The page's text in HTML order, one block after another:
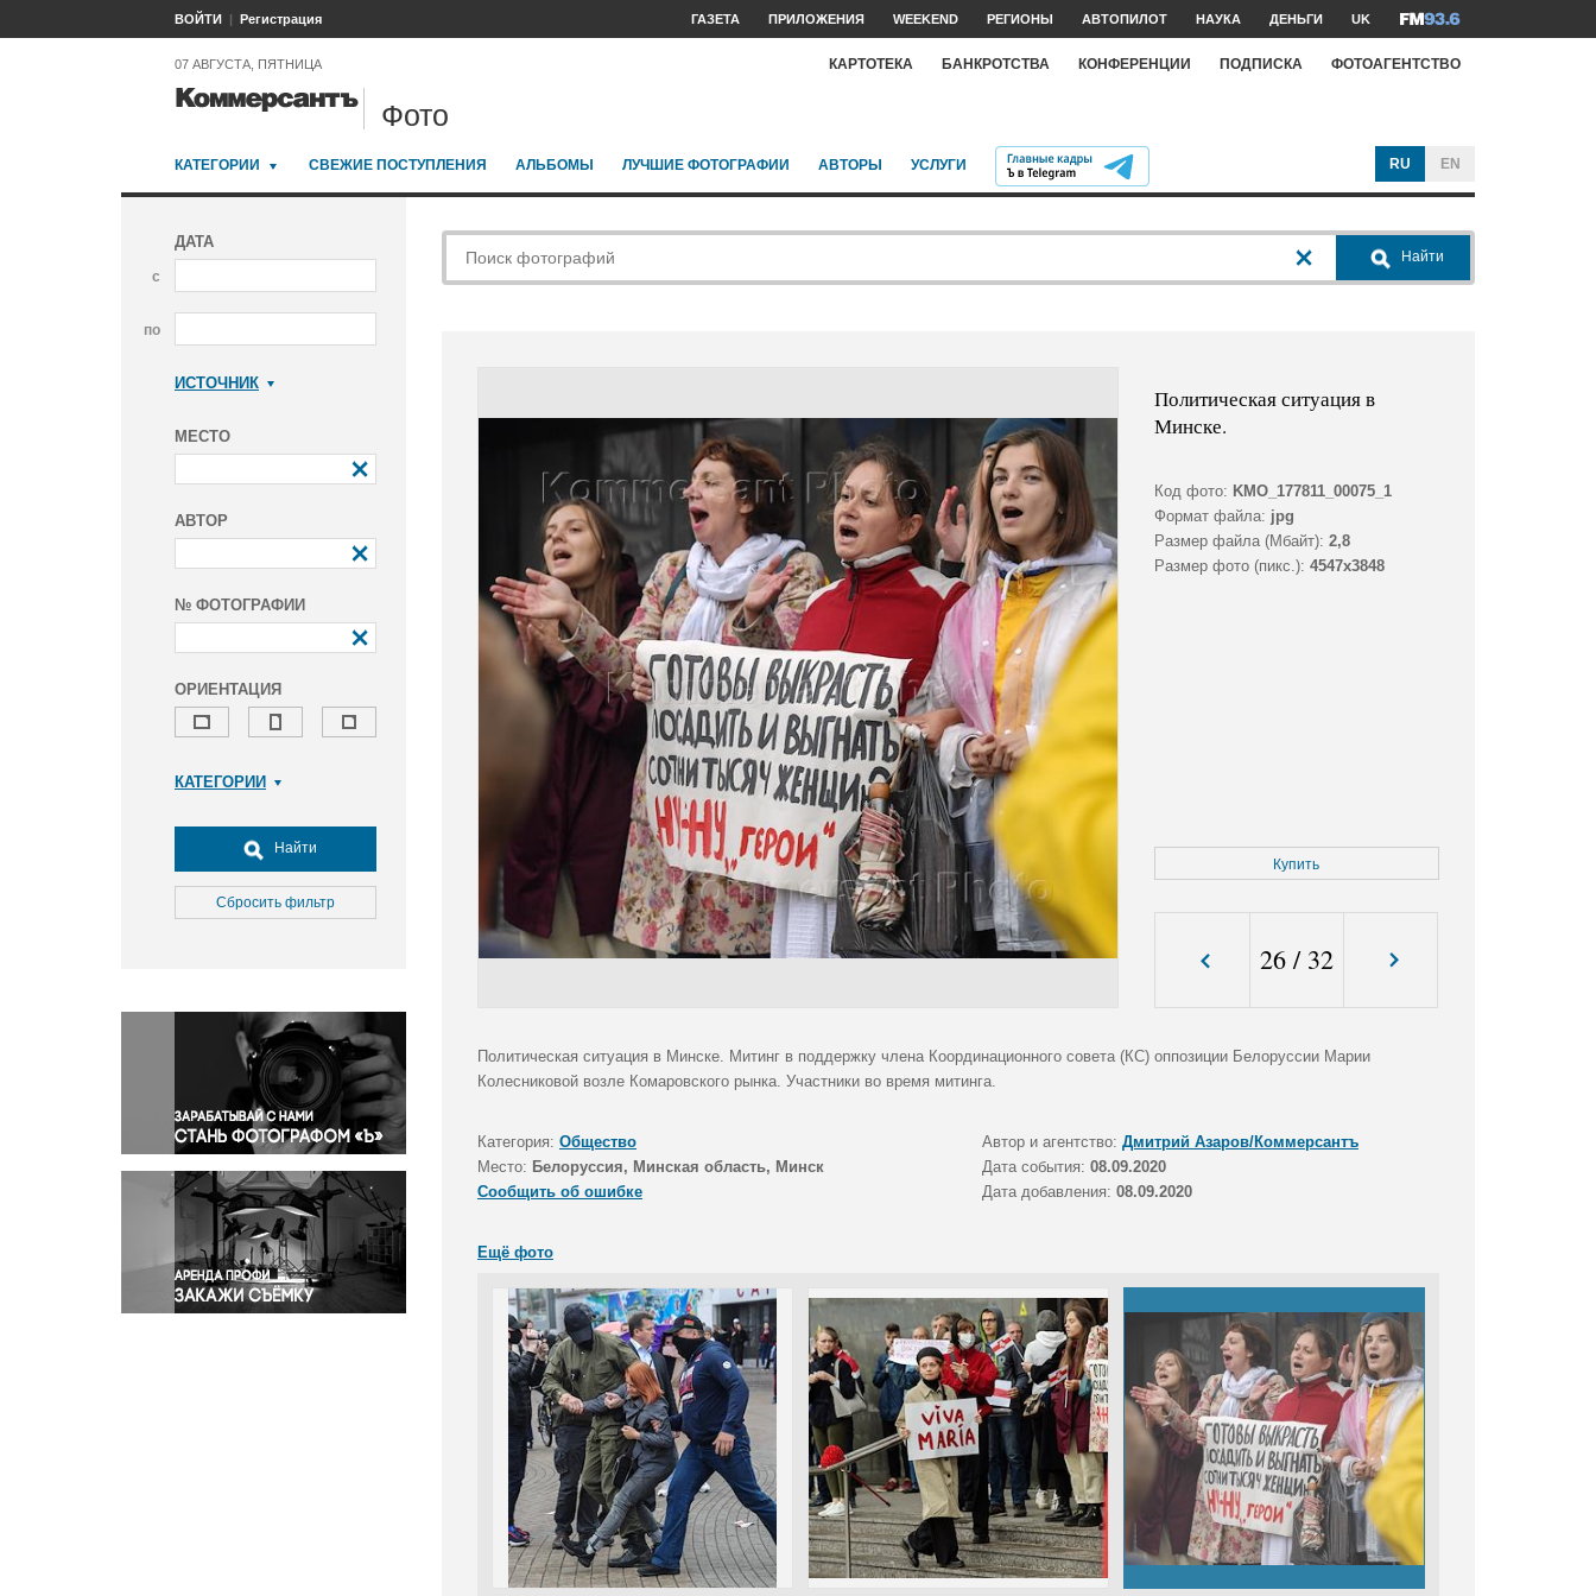
ВОЙТИ Регистрация ГАЗЕТА ПРИЛОЖЕНИЯ WEEKEND РЕГИОНЫ АВТОПИЛОТ НАУКА ДЕНЬГИ UK
07 АВГУСТА, ПЯТНИЦА КАРТОТЕКА БАНКРОТСТВА КОНФЕРЕНЦИИ ПОДПИСКА ФОТОАГЕНТСТВО
Фото
КАТЕГОРИИ СВЕЖИЕ ПОСТУПЛЕНИЯ АЛЬБОМЫ ЛУЧШИЕ ФОТОГРАФИИ АВТОРЫ УСЛУГИ RU EN
ДАТА
с
по
ИСТОЧНИК
МЕСТО
АВТОР
№ ФОТОГРАФИИ
ОРИЕНТАЦИЯ
КАТЕГОРИИ
Досуг, туризм и отдых
Культура
Медицина
Окружающая среда
Политика
Правосудие
Происшествия и конфликты
Религия
Светская жизнь
Спорт
Экология
Экономика и бизнес
Найти
Сбросить фильтр
Найти
Политическая ситуация в
Минске.
Код фото: KMO_177811_00075_1
Формат файла: jpg
Размер файла (Мбайт): 2,8
Размер фото (пикс.): 4547x3848
Купить
26/ 32
Политическая ситуация в Минске. Митинг в поддержку члена Координационного совета (КС) оппозиции Белоруссии Марии
Колесниковой возле Комаровского рынка. Участники во время митинга.
Категория: Общество Автор и агентство: Дмитрий Азаров/Коммерсантъ
Место: Белоруссия, Минская область, Минск Дата события: 08.09.2020
Сообщить об ошибке
Дата добавления: 08.09.2020
Ещё фото